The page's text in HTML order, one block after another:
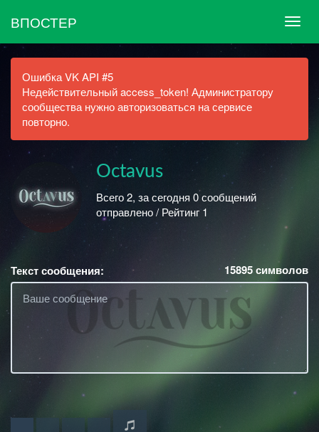
ВПОСТЕР
Ошибка VK API #5
Недействительный access_token! Администратору
сообщества нужно авторизоваться на сервисе
повторно.
Octavus
Всего 2, за сегодня 0 сообщений
отправлено / Рейтинг 1
Текст сообщения: 15895символов